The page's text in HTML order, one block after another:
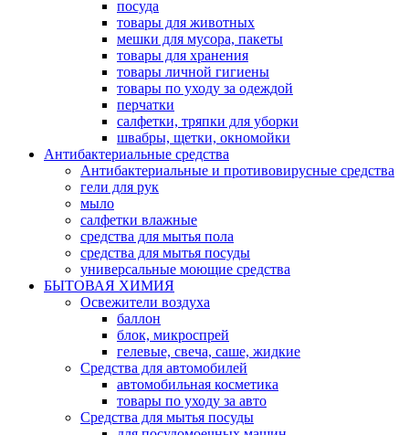
посуда
товары для животных
мешки для мусора, пакеты
товары для хранения
товары личной гигиены
товары по уходу за одеждой
перчатки
салфетки, тряпки для уборки
швабры, щетки, окномойки
Антибактериальные средства
Антибактериальные и противовирусные средства
гели для рук
мыло
салфетки влажные
средства для мытья пола
средства для мытья посуды
универсальные моющие средства
БЫТОВАЯ ХИМИЯ
Освежители воздуха
баллон
блок, микроспрей
гелевые, свеча, саше, жидкие
Средства для автомобилей
автомобильная косметика
товары по уходу за авто
Средства для мытья посуды